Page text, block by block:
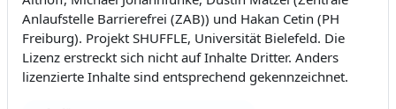
Anlaufstelle Barrierefrei (ZAB)) und Hakan Cetin (PH
Freiburg). Projekt SHUFFLE, Universität Bielefeld. Die
Lizenz erstreckt sich nicht auf Inhalte Dritter. Anders
lizenzierte Inhalte sind entsprechend gekennzeichnet.